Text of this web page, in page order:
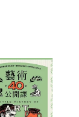
為電子書，
於「我的訂單
理退款事宜。
以單支商品取
登入帳號
Login